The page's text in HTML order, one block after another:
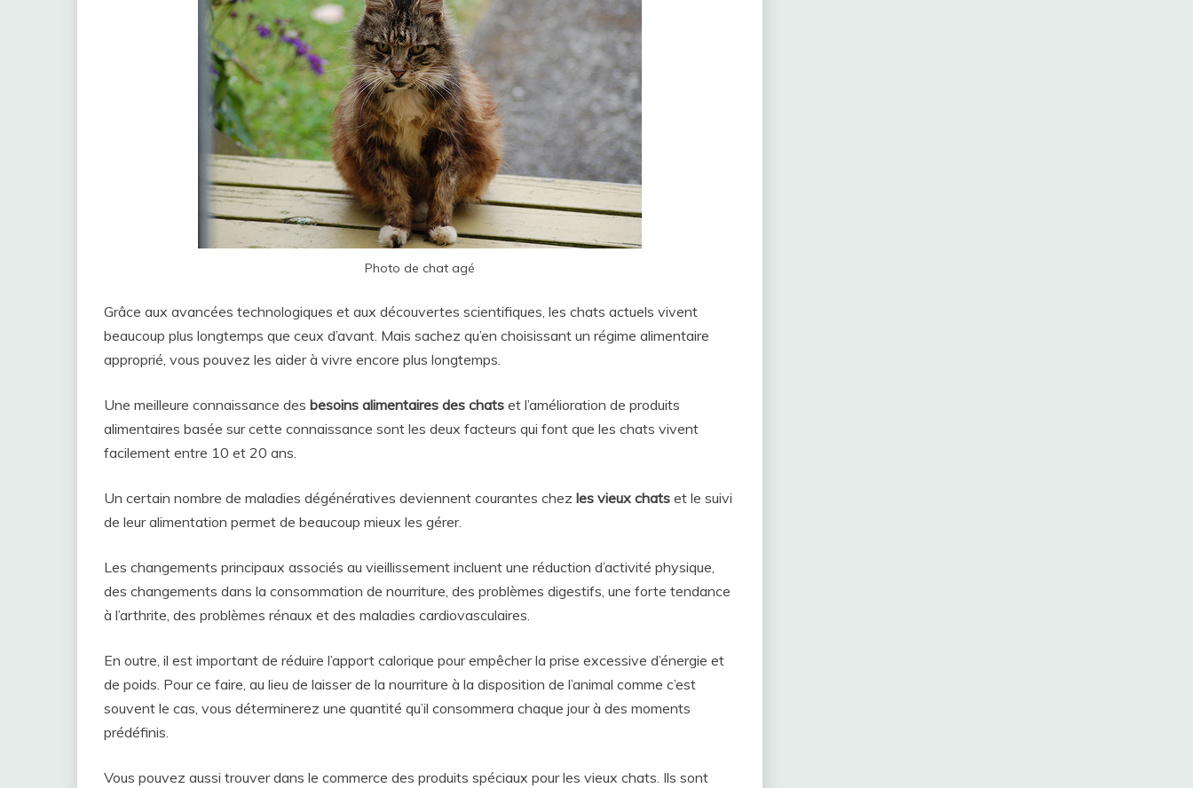
Photo de chat agé
Grâce aux avancées technologiques et aux découvertes scientifiques, les chats actuels vivent
beaucoup plus longtemps que ceux d’avant. Mais sachez qu’en choisissant un régime alimentaire
approprié, vous pouvez les aider à vivre encore plus longtemps.
Une meilleure connaissance des besoins alimentaires des chats et l’amélioration de produits
alimentaires basée sur cette connaissance sont les deux facteurs qui font que les chats vivent
facilement entre 10 et 20 ans.
Un certain nombre de maladies dégénératives deviennent courantes chez les vieux chats et le suivi
de leur alimentation permet de beaucoup mieux les gérer.
Les changements principaux associés au vieillissement incluent une réduction d’activité physique,
des changements dans la consommation de nourriture, des problèmes digestifs, une forte tendance
à l’arthrite, des problèmes rénaux et des maladies cardiovasculaires.
En outre, il est important de réduire l’apport calorique pour empêcher la prise excessive d’énergie et
de poids. Pour ce faire, au lieu de laisser de la nourriture à la disposition de l’animal comme c’est
souvent le cas, vous déterminerez une quantité qu’il consommera chaque jour à des moments
prédéfinis.
Vous pouvez aussi trouver dans le commerce des produits spéciaux pour les vieux chats. Ils sont